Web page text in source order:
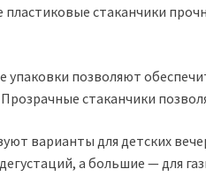
пластиковые стаканчики
упаковки позволяют
стаканчики
варианты для детских
а большие — для